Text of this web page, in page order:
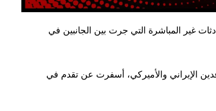
غير المباشرة التي جرت بين الجانبين في
الإيراني والأميركي، أسفرت عن تقدم في